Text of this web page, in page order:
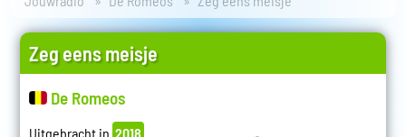
Zeg eens meisje
De Romeos
Uitgebracht in 2018